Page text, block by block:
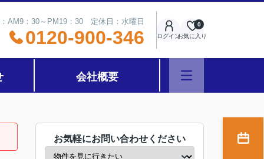
AM9：30～PM19：30 定休日：水曜日
0120-900-346 ログインお気に入り
0
会社概要
お気軽にお問い合わせください